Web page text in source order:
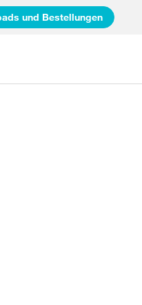
und Bestellungen